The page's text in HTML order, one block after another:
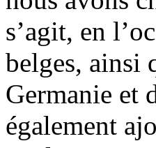
s’agit, en
belges, ainsi
Germanie et
également